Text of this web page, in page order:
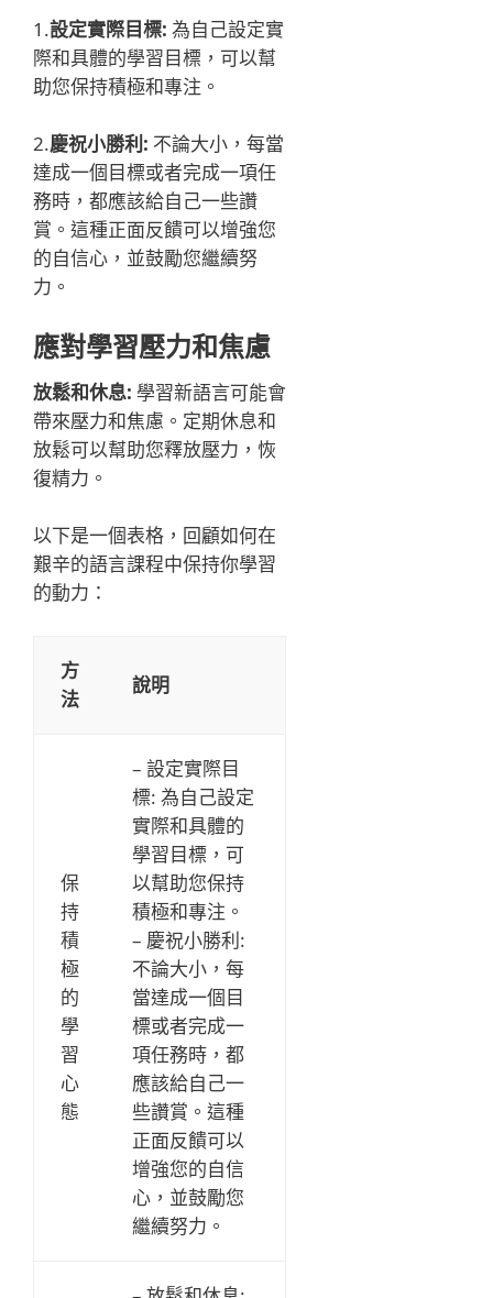
1.設定實際目標: 為自己設定實
際和具體的學習目標，可以幫
助您保持積極和專注。
2.慶祝小勝利: 不論大小，每當
達成一個目標或者完成一項任
務時，都應該給自己一些讚
賞。這種正面反饋可以增強您
的自信心，並鼓勵您繼續努
力。
應對學習壓力和焦慮
放鬆和休息: 學習新語言可能會
帶來壓力和焦慮。定期休息和
放鬆可以幫助您釋放壓力，恢
復精力。
以下是一個表格，回顧如何在
艱辛的語言課程中保持你學習
的動力：
方
法
說明
保
持
積
極
的
學
習
心
態
– 設定實際目
標: 為自己設定
實際和具體的
學習目標，可
以幫助您保持
積極和專注。
– 慶祝小勝利:
不論大小，每
當達成一個目
標或者完成一
項任務時，都
應該給自己一
些讚賞。這種
正面反饋可以
增強您的自信
心，並鼓勵您
繼續努力。